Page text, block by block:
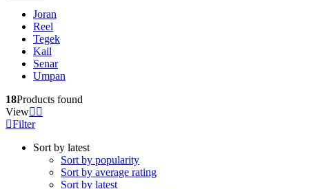
Joran
Reel
Tegek
Kail
Senar
Umpan
18Products found
View
Filter
Sort by latest
Sort by popularity
Sort by average rating
Sort by latest